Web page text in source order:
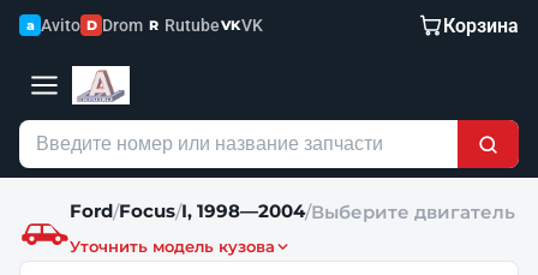
a Avito D Drom R RutubeVKVK Корзина
Ford/Focus/I, 1998—2004/Выберите двигатель
Уточнить модель кузова